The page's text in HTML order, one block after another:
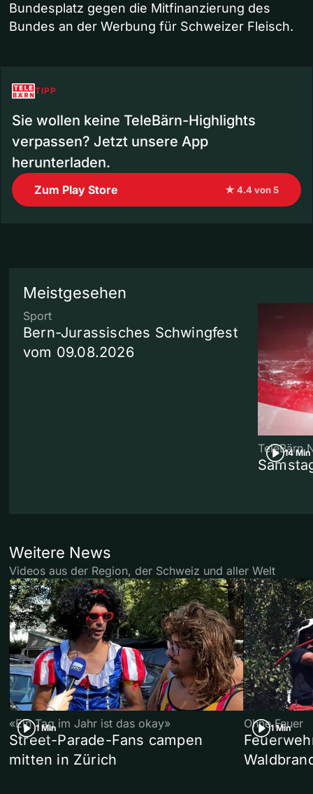
Bundesplatz gegen die Mitfinanzierung des
Bundes an der Werbung für Schweizer Fleisch.
TIPP
Sie wollen keine TeleBärn-Highlights
verpassen? Jetzt unsere App
herunterladen.
Zum Play Store ★ 4.4 von 5
Meistgesehen
Sport
Bern-Jurassisches Schwingfest
vom 09.08.2026
14 Min
TeleBärn
Weitere News
Videos aus der Region, der Schweiz und aller Welt
1 Min
«Ein Tag im Jahr ist das okay»
Street-Parade-Fans campen
mitten in Zürich
1 Min
Ohne Feuer